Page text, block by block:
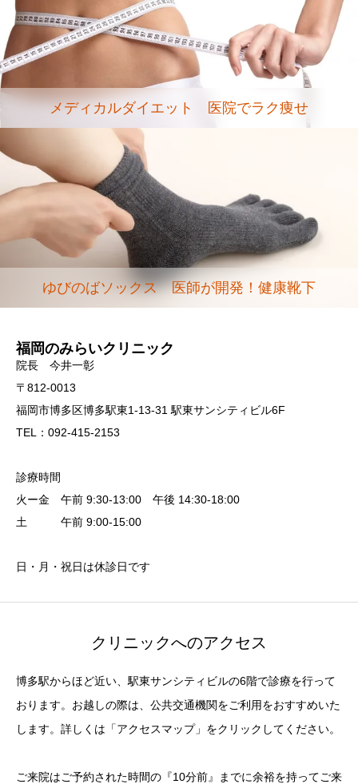
メディカルダイエット 医院でラク痩せ
ゆびのばソックス 医師が開発！健康靴下
福岡のみらいクリニック
院長 今井一彰
〒812-0013
福岡市博多区博多駅東1-13-31 駅東サンシティビル6F
TEL：092-415-2153
診療時間
火ー金 午前 9:30-13:00 午後 14:30-18:00
土 午前 9:00-15:00
日・月・祝日は休診日です
クリニックへのアクセス
博多駅からほど近い、駅東サンシティビルの6階で診療を行って
おります。お越しの際は、公共交通機関をご利用をおすすめいた
します。詳しくは「アクセスマップ」をクリックしてください。
ご来院はご予約された時間の『10分前』までに余裕を持ってご来